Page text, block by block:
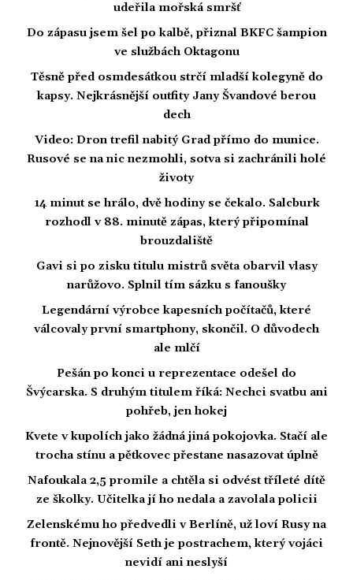
udeřila mořská smršť
Do zápasu jsem šel po kalbě, přiznal BKFC šampion
ve službách Oktagonu
Těsně před osmdesátkou strčí mladší kolegyně do
kapsy. Nejkrásnější outfity Jany Švandové berou
dech
Video: Dron trefil nabitý Grad přímo do munice.
Rusové se na nic nezmohli, sotva si zachránili holé
životy
14 minut se hrálo, dvě hodiny se čekalo. Salcburk
rozhodl v 88. minutě zápas, který připomínal
brouzdaliště
Gavi si po zisku titulu mistrů světa obarvil vlasy
narůžovo. Splnil tím sázku s fanoušky
Legendární výrobce kapesních počítačů, které
válcovaly první smartphony, skončil. O důvodech
ale mlčí
Pešán po konci u reprezentace odešel do
Švýcarska. S druhým titulem říká: Nechci svatbu ani
pohřeb, jen hokej
Kvete v kupolích jako žádná jiná pokojovka. Stačí ale
trocha stínu a pětkovec přestane nasazovat úplně
Nafoukala 2,5 promile a chtěla si odvést tříleté dítě
ze školky. Učitelka jí ho nedala a zavolala policii
Zelenskému ho předvedli v Berlíně, už loví Rusy na
frontě. Nejnovější Seth je postrachem, který vojáci
nevidí ani neslyší